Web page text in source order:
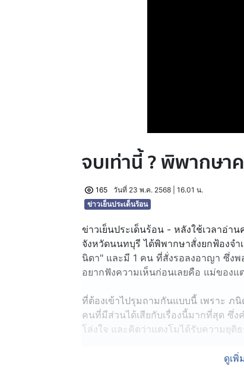
จบเท่านี้ ? พิพากษา
165
วันที่ 23 พ.ค. 2568 | 16.01 น.
ข่าวเย็นประเด็นร้อน
ข่าวเย็นประเด็นร้อน - หลังใช้เวลาอ่
จังหวัดนนทบุรี ได้พิพากษาสั่งยกฟ้องจำ
นิดา" และมี 1 คน ที่สั่งรอลงอาญา ซึ่ง
อยากฟังความเห็นก่อนเลยคือ แม่ของแ
ที่ต้องเข้าไปรุมถามกันแบบนี้ เพราะ ภ
คนที่มีส่วนได้เสียกับเรื่องนี้มากที่สุด ซึ่
โล่งใจ และคิดว่าแตงโมได้รับความยุติ
ส่วนอีกคนที่ตอนนี้โซเชียลฯ กำลังพูดถึ
ดูเพิ่